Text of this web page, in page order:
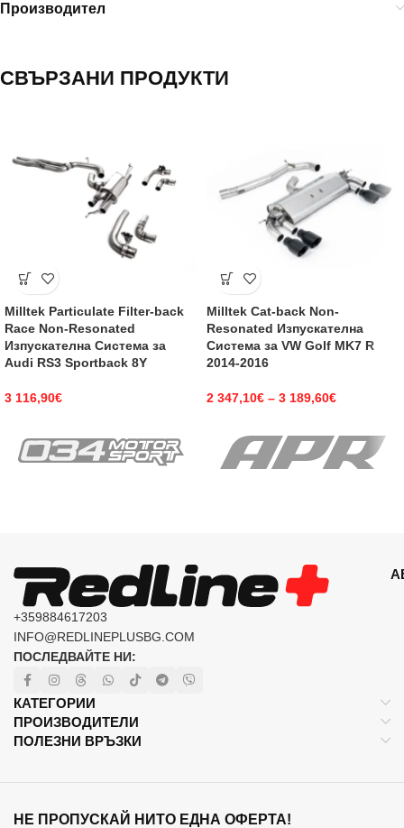
Производител
СВЪРЗАНИ ПРОДУКТИ
Milltek Particulate Filter-back
Race Non-Resonated
Изпускателна Система за
Audi RS3 Sportback 8Y
3 116,90€
Milltek Cat-back Non-
Resonated Изпускателна
Система за VW Golf MK7 R
2014-2016
2 347,10€ – 3 189,60€
+359884617203
INFO@REDLINEPLUSBG.COM
ПОСЛЕДВАЙТЕ НИ:
КАТЕГОРИИ
ПРОИЗВОДИТЕЛИ
ПОЛЕЗНИ ВРЪЗКИ
НЕ ПРОПУСКАЙ НИТО ЕДНА ОФЕРТА!